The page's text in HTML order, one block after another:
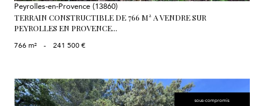
Peyrolles-en-Provence (13860)
TERRAIN CONSTRUCTIBLE DE 766 M² A VENDRE SUR
PEYROLLES EN PROVENCE...
766 m² - 241 500 €
sous-compromis